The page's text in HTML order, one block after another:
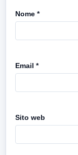
Nome *
Email *
Sito web